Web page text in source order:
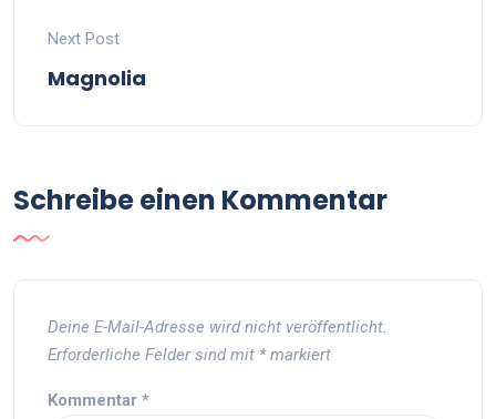
Next Post
Magnolia
Schreibe einen Kommentar
Deine E-Mail-Adresse wird nicht veröffentlicht.
Erforderliche Felder sind mit *markiert
Kommentar *